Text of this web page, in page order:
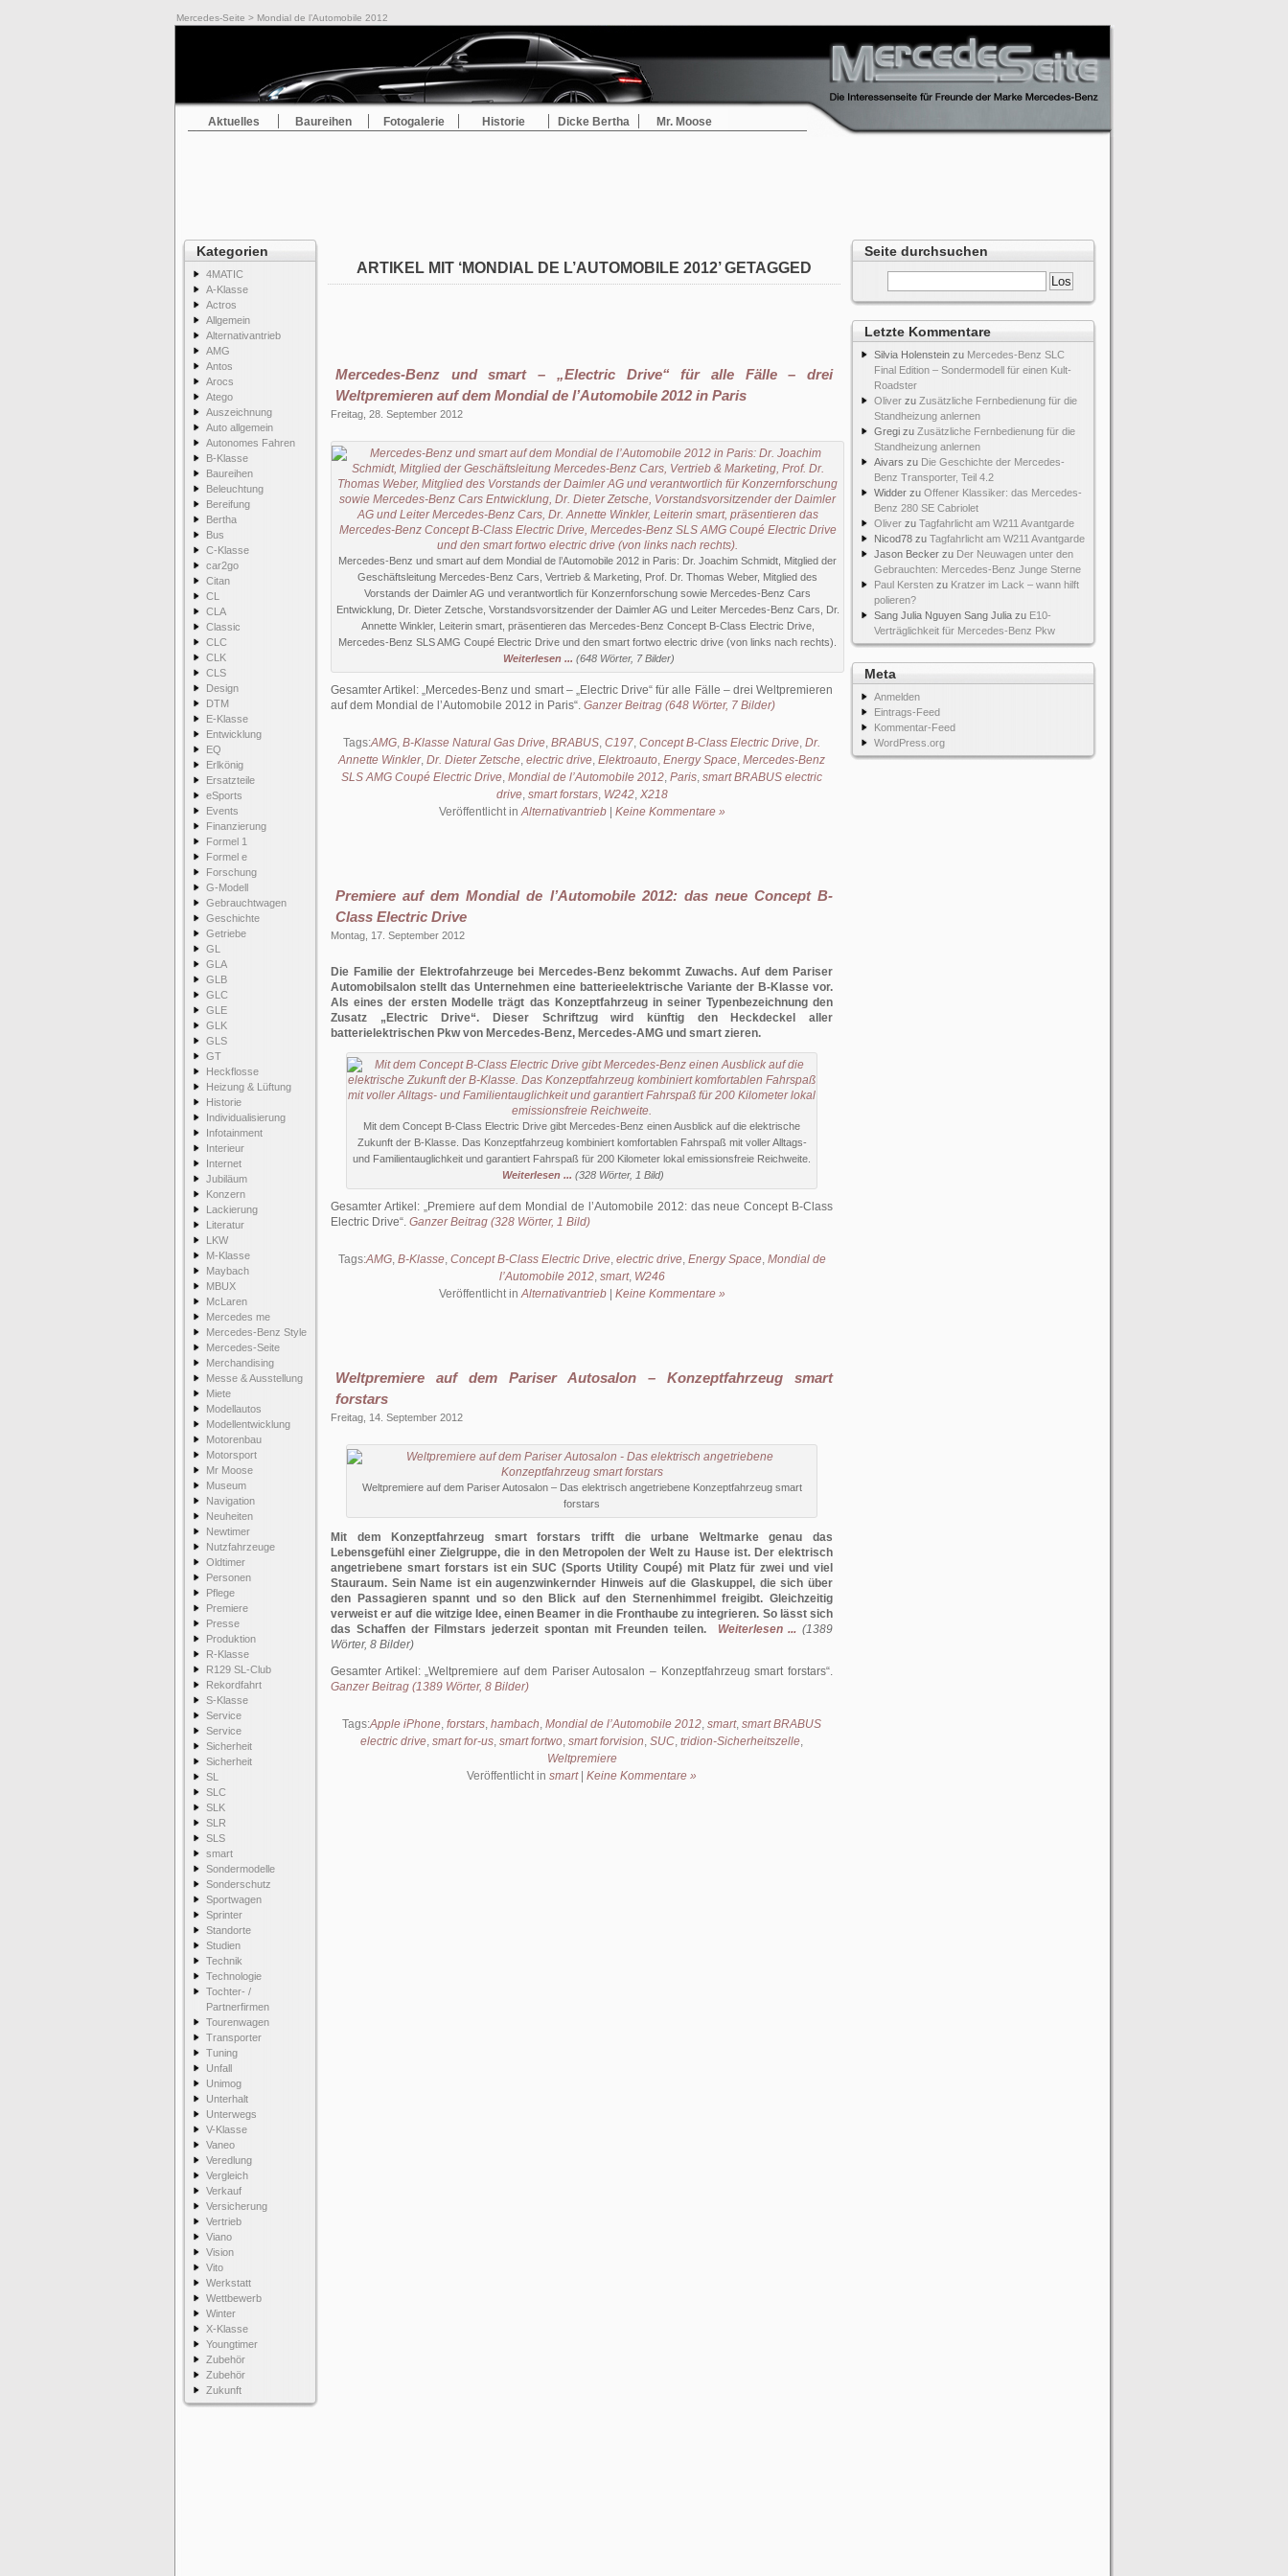
Mercedes-Seite > Mondial de l’Automobile 2012
Aktuelles Baureihen Fotogalerie Historie Dicke Bertha Mr. Moose
Kategorien
4MATIC
A-Klasse
Actros
Allgemein
Alternativantrieb
AMG
Antos
Arocs
Atego
Auszeichnung
Auto allgemein
Autonomes Fahren
B-Klasse
Baureihen
Beleuchtung
Bereifung
Bertha
Bus
C-Klasse
car2go
Citan
CL
CLA
Classic
CLC
CLK
CLS
Design
DTM
E-Klasse
Entwicklung
EQ
Erlkönig
Ersatzteile
eSports
Events
Finanzierung
Formel 1
Formel e
Forschung
G-Modell
Gebrauchtwagen
Geschichte
Getriebe
GL
GLA
GLB
GLC
GLE
GLK
GLS
GT
Heckflosse
Heizung & Lüftung
Historie
Individualisierung
Infotainment
Interieur
Internet
Jubiläum
Konzern
Lackierung
Literatur
LKW
M-Klasse
Maybach
MBUX
McLaren
Mercedes me
Mercedes-Benz Style
Mercedes-Seite
Merchandising
Messe & Ausstellung
Miete
Modellautos
Modellentwicklung
Motorenbau
Motorsport
Mr Moose
Museum
Navigation
Neuheiten
Newtimer
Nutzfahrzeuge
Oldtimer
Personen
Pflege
Premiere
Presse
Produktion
R-Klasse
R129 SL-Club
Rekordfahrt
S-Klasse
Service
Service
Sicherheit
Sicherheit
SL
SLC
SLK
SLR
SLS
smart
Sondermodelle
Sonderschutz
Sportwagen
Sprinter
Standorte
Studien
Technik
Technologie
Tochter- /
Partnerfirmen
Tourenwagen
Transporter
Tuning
Unfall
Unimog
Unterhalt
Unterwegs
V-Klasse
Vaneo
Veredlung
Vergleich
Verkauf
Versicherung
Vertrieb
Viano
Vision
Vito
Werkstatt
Wettbewerb
Winter
X-Klasse
Youngtimer
Zubehör
Zubehör
Zukunft
Seite durchsuchen
Letzte Kommentare
Silvia Holenstein zu Mercedes-Benz SLC
Final Edition – Sondermodell für einen Kult-
Roadster
Oliver zu Zusätzliche Fernbedienung für die
Standheizung anlernen
Gregi zu Zusätzliche Fernbedienung für die
Standheizung anlernen
Aivars zu Die Geschichte der Mercedes-
Benz Transporter, Teil 4.2
Widder zu Offener Klassiker: das Mercedes-
Benz 280 SE Cabriolet
Oliver zu Tagfahrlicht am W211 Avantgarde
Nicod78 zu Tagfahrlicht am W211 Avantgarde
Jason Becker zu Der Neuwagen unter den
Gebrauchten: Mercedes-Benz Junge Sterne
Paul Kersten zu Kratzer im Lack – wann hilft
polieren?
Sang Julia Nguyen Sang Julia zu E10-
Verträglichkeit für Mercedes-Benz Pkw
Meta
Anmelden
Eintrags-Feed
Kommentar-Feed
WordPress.org
ARTIKEL MIT ‘MONDIAL DE L’AUTOMOBILE 2012’ GETAGGED
Mercedes-Benz und smart – „Electric Drive“ für alle Fälle – drei
Weltpremieren auf dem Mondial de l’Automobile 2012 in Paris
Freitag, 28. September 2012
Mercedes-Benz und smart auf dem Mondial de l’Automobile 2012 in Paris: Dr. Joachim Schmidt, Mitglied der
Geschäftsleitung Mercedes-Benz Cars, Vertrieb & Marketing, Prof. Dr. Thomas Weber, Mitglied des
Vorstands der Daimler AG und verantwortlich für Konzernforschung sowie Mercedes-Benz Cars
Entwicklung, Dr. Dieter Zetsche, Vorstandsvorsitzender der Daimler AG und Leiter Mercedes-Benz Cars, Dr.
Annette Winkler, Leiterin smart, präsentieren das Mercedes-Benz Concept B-Class Electric Drive,
Mercedes-Benz SLS AMG Coupé Electric Drive und den smart fortwo electric drive (von links nach rechts).
Weiterlesen ... (648 Wörter, 7 Bilder)
Gesamter Artikel: Mercedes-Benz und smart – „Electric Drive“ für alle Fälle – drei Weltpremieren
auf dem Mondial de l’Automobile 2012 in Paris . Ganzer Beitrag (648 Wörter, 7 Bilder)
Tags:AMG, B-Klasse Natural Gas Drive, BRABUS, C197, Concept B-Class Electric Drive, Dr.
Annette Winkler, Dr. Dieter Zetsche, electric drive, Elektroauto, Energy Space, Mercedes-Benz
SLS AMG Coupé Electric Drive, Mondial de l’Automobile 2012, Paris, smart BRABUS electric
drive, smart forstars, W242, X218
Veröffentlicht inAlternativantrieb| Keine Kommentare »
Premiere auf dem Mondial de l’Automobile 2012: das neue Concept B-
Class Electric Drive
Montag, 17. September 2012
Die Familie der Elektrofahrzeuge bei Mercedes-Benz bekommt Zuwachs. Auf dem Pariser
Automobilsalon stellt das Unternehmen eine batterieelektrische Variante der B-Klasse vor.
Als eines der ersten Modelle trägt das Konzeptfahrzeug in seiner Typenbezeichnung den
Zusatz „Electric Drive“. Dieser Schriftzug wird künftig den Heckdeckel aller
batterielektrischen Pkw von Mercedes-Benz, Mercedes-AMG und smart zieren.
Mit dem Concept B-Class Electric Drive gibt Mercedes-Benz einen Ausblick auf die elektrische
Zukunft der B-Klasse. Das Konzeptfahrzeug kombiniert komfortablen Fahrspaß mit voller Alltags-
und Familientauglichkeit und garantiert Fahrspaß für 200 Kilometer lokal emissionsfreie Reichweite.
Weiterlesen ... (328 Wörter, 1 Bild)
Gesamter Artikel: Premiere auf dem Mondial de l’Automobile 2012: das neue Concept B-Class
Electric Drive . Ganzer Beitrag (328 Wörter, 1 Bild)
Tags:AMG, B-Klasse, Concept B-Class Electric Drive, electric drive, Energy Space, Mondial de
l’Automobile 2012, smart, W246
Veröffentlicht inAlternativantrieb| Keine Kommentare »
Weltpremiere auf dem Pariser Autosalon – Konzeptfahrzeug smart
forstars
Freitag, 14. September 2012
Weltpremiere auf dem Pariser Autosalon – Das elektrisch angetriebene Konzeptfahrzeug smart
forstars
Mit dem Konzeptfahrzeug smart forstars trifft die urbane Weltmarke genau das
Lebensgefühl einer Zielgruppe, die in den Metropolen der Welt zu Hause ist. Der elektrisch
angetriebene smart forstars ist ein SUC (Sports Utility Coupé) mit Platz für zwei und viel
Stauraum. Sein Name ist ein augenzwinkernder Hinweis auf die Glaskuppel, die sich über
den Passagieren spannt und so den Blick auf den Sternenhimmel freigibt. Gleichzeitig
verweist er auf die witzige Idee, einen Beamer in die Fronthaube zu integrieren. So lässt sich
das Schaffen der Filmstars jederzeit spontan mit Freunden teilen.
Weiterlesen ... (1389
Wörter, 8 Bilder)
Gesamter Artikel: Weltpremiere auf dem Pariser Autosalon – Konzeptfahrzeug smart forstars .
Ganzer Beitrag (1389 Wörter, 8 Bilder)
Tags:Apple iPhone, forstars, hambach, Mondial de l’Automobile 2012, smart, smart BRABUS
electric drive, smart for-us, smart fortwo, smart forvision, SUC, tridion-Sicherheitszelle,
Weltpremiere
Veröffentlicht in smart| Keine Kommentare »